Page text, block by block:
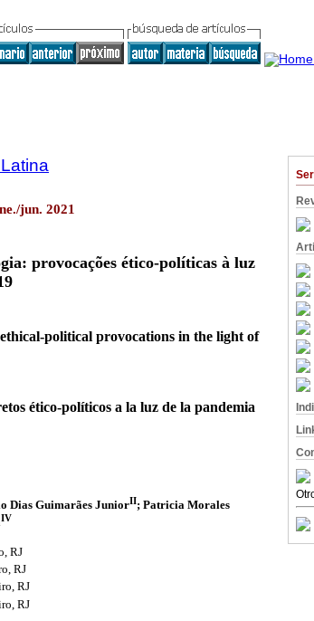
jun. 2021
provocações ético-políticas à luz
political provocations in the light of
ético-políticos a la luz de la pandemia
Dias Guimarães JuniorII; Patricia Morales
IV
RJ
RJ
RJ
RJ